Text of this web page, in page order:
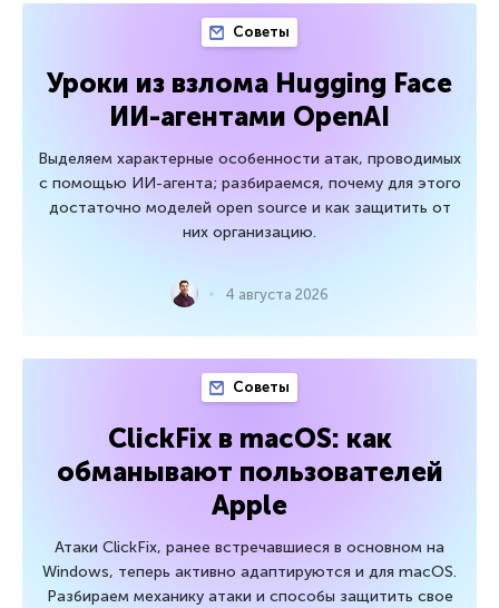
Советы
Уроки из взлома Hugging Face
ИИ-агентами OpenAI
Выделяем характерные особенности атак, проводимых
с помощью ИИ-агента; разбираемся, почему для этого
достаточно моделей open source и как защитить от
них организацию.
4 августа 2026
Советы
ClickFix в macOS: как
обманывают пользователей
Apple
Атаки ClickFix, ранее встречавшиеся в основном на
Windows, теперь активно адаптируются и для macOS.
Разбираем механику атаки и способы защитить свое